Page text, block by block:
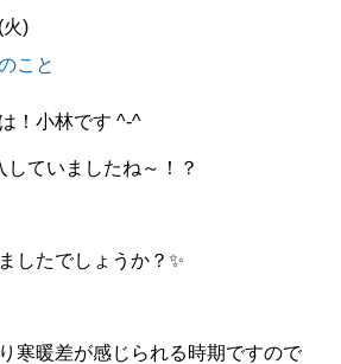
)
こと
！小林です ^-^
ていましたね～！？
したでしょうか？✨
寒暖差が感じられる時期ですので